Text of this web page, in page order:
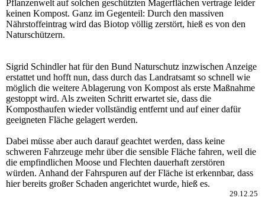
Pflanzenwelt auf solchen geschützten Magerflächen vertrage leider
keinen Kompost. Ganz im Gegenteil: Durch den massiven
Nährstoffeintrag wird das Biotop völlig zerstört, hieß es von den
Naturschützern.
Sigrid Schindler hat für den Bund Naturschutz inzwischen Anzeige
erstattet und hofft nun, dass durch das Landratsamt so schnell wie
möglich die weitere Ablagerung von Kompost als erste Maßnahme
gestoppt wird. Als zweiten Schritt erwartet sie, dass die
Komposthaufen wieder vollständig entfernt und auf einer dafür
geeigneten Fläche gelagert werden.
Dabei müsse aber auch darauf geachtet werden, dass keine
schweren Fahrzeuge mehr über die sensible Fläche fahren, weil die
die empfindlichen Moose und Flechten dauerhaft zerstören
würden. Anhand der Fahrspuren auf der Fläche ist erkennbar, dass
hier bereits großer Schaden angerichtet wurde, hieß es.
29.12.25